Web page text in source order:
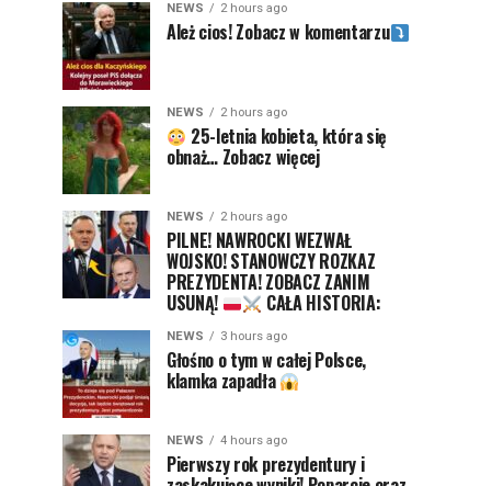
NEWS 2 hours ago
Ależ cios! Zobacz w komentarzu
NEWS 2 hours ago
25-letnia kobieta, która się
obnaż… Zobacz więcej
NEWS 2 hours ago
PILNE! NAWROCKI WEZWAŁ
WOJSKO! STANOWCZY ROZKAZ
PREZYDENTA! ZOBACZ ZANIM
USUNĄ! CAŁA HISTORIA:
NEWS 3 hours ago
Głośno o tym w całej Polsce,
klamka zapadła
NEWS 4 hours ago
Pierwszy rok prezydentury i